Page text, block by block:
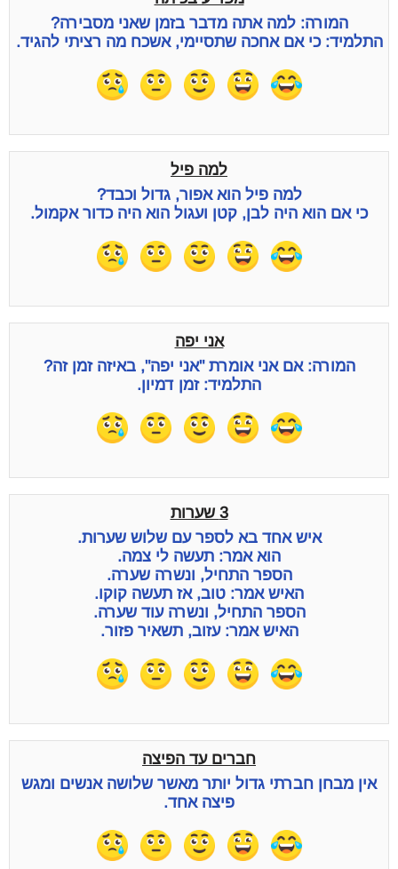
המורה: למה אתה מדבר בזמן שאני מסבירה?
התלמיד: כי אם אחכה שתסיימי, אשכח מה רציתי להגיד.
למה פיל
למה פיל הוא אפור, גדול וכבד?
כי אם הוא היה לבן, קטן ועגול הוא היה כדור אקמול.
אני יפה
המורה: אם אני אומרת "אני יפה", באיזה זמן זה?
התלמיד: זמן דמיון.
3 שערות
איש אחד בא לספר עם שלוש שערות.
הוא אמר: תעשה לי צמה.
הספר התחיל, ונשרה שערה.
האיש אמר: טוב, אז תעשה קוקו.
הספר התחיל, ונשרה עוד שערה.
האיש אמר: עזוב, תשאיר פזור.
חברים עד הפיצה
אין מבחן חברתי גדול יותר מאשר שלושה אנשים ומגש
פיצה אחד.